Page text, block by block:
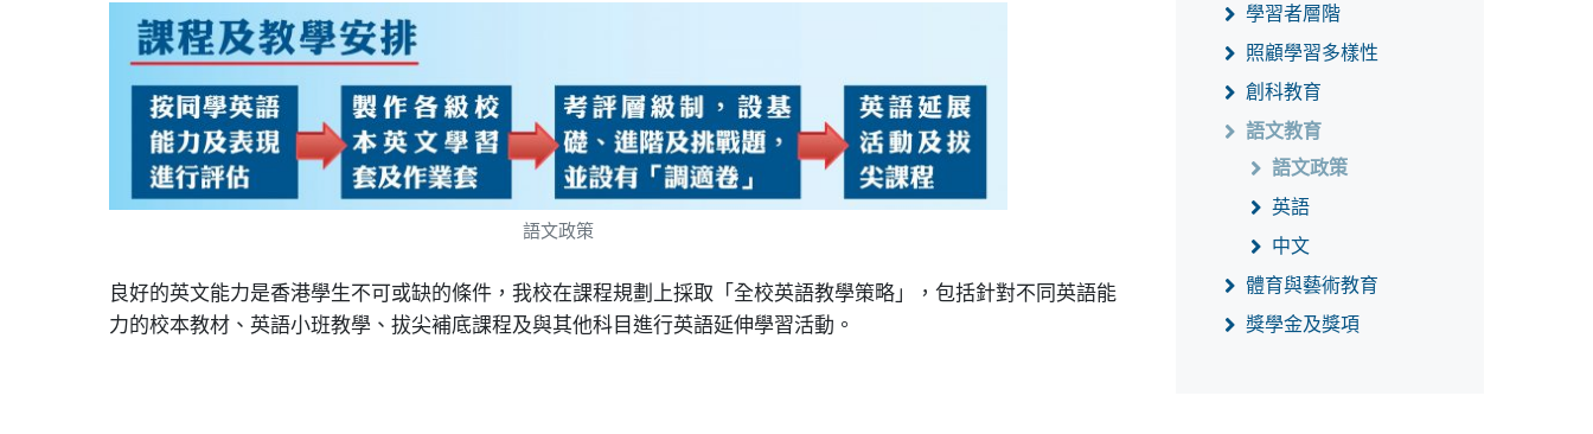
語文政策
良好的英文能力是香港學生不可或缺的條件，我校在課程規劃上採取「全校英語教學策略」，包括針對不同英語能
力的校本教材、英語小班教學、拔尖補底課程及與其他科目進行英語延伸學習活動。
學習者層階
照顧學習多樣性
創科教育
語文教育
語文政策
英語
中文
體育與藝術教育
獎學金及獎項